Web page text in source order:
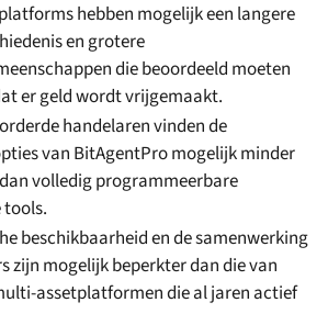
hebben mogelijk een langere
en grotere
die beoordeeld moeten
er geld wordt vrijgemaakt.
handelaren vinden de
van BitAgentPro mogelijk minder
volledig programmeerbare
beschikbaarheid en de samenwerking
zijn mogelijk beperkter dan die van
assetplatformen die al jaren actief